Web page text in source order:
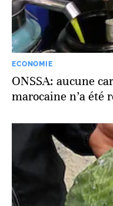
ECONOMIE
ONSSA: aucune
marocaine n’a été